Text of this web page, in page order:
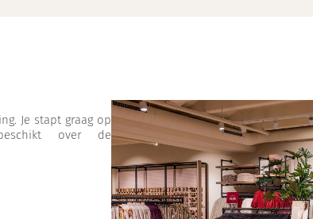
Je stapt graag op
over de